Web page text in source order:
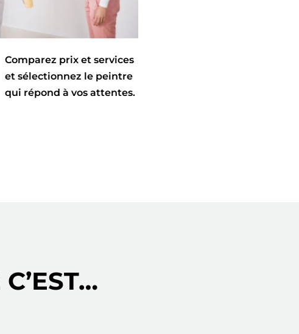
Comparez prix et services
et sélectionnez le peintre
qui répond à vos attentes.